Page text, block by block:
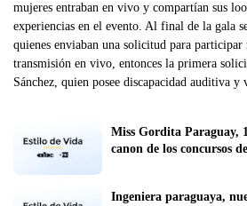
mujeres entraban en vivo y compartían sus
experiencias en el evento. Al final de la gala
quienes enviaban una solicitud para participar
transmisión en vivo, entonces la primera
Sánchez, quien posee discapacidad auditiva y
Miss Gordita Paraguay,
canon de los concursos
Ingeniera paraguaya,